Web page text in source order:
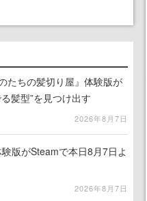
たちの髪切り屋』体験版が
髪型”を見つけ出す
2026年8月7日
版がSteamで本日8月7日よ
2026年8月7日